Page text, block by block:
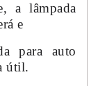
a lâmpada
e
para auto
útil.